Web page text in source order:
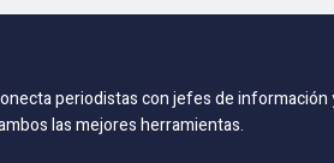
periodistas con jefes de información
las mejores herramientas.